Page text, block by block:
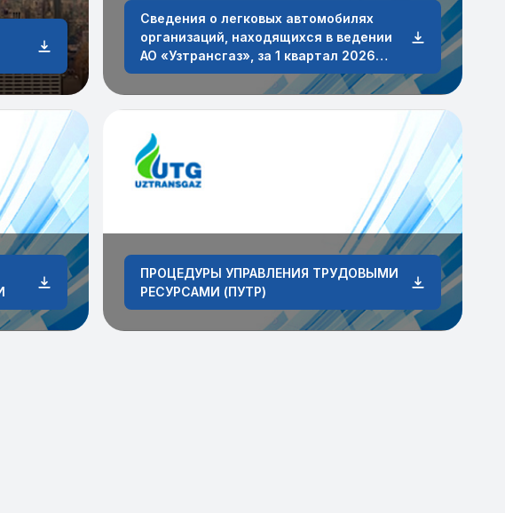
Сведения о легковых автомобилях
организаций, находящихся в ведении
АО «Узтрансгаз», за 1 квартал 2026
года.
ПРОЦЕДУРЫ УПРАВЛЕНИЯ ТРУДОВЫМИ
РЕСУРСАМИ (ПУТР)